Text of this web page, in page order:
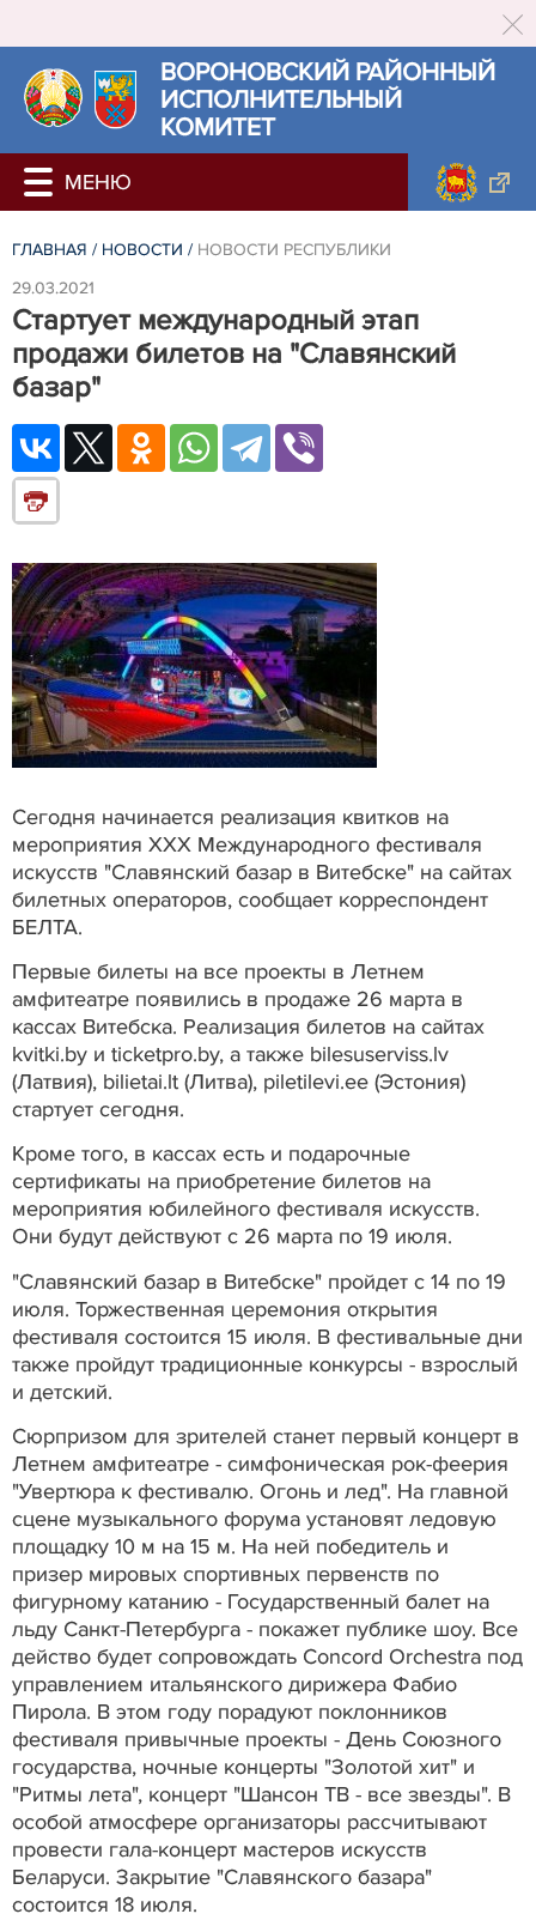
ВОРОНОВСКИЙ РАЙОННЫЙ
ИСПОЛНИТЕЛЬНЫЙ
КОМИТЕТ
ГЛАВНАЯ / НОВОСТИ / НОВОСТИ РЕСПУБЛИКИ
29.03.2021
Стартует международный этап
продажи билетов на "Славянский
базар"
Сегодня начинается реализация квитков на
мероприятия XXX Международного фестиваля
искусств "Славянский базар в Витебске" на сайтах
билетных операторов, сообщает корреспондент
БЕЛТА.
Первые билеты на все проекты в Летнем
амфитеатре появились в продаже 26 марта в
кассах Витебска. Реализация билетов на сайтах
kvitki.by и ticketpro.by, а также bilesuserviss.lv
(Латвия), bilietai.lt (Литва), piletilevi.ee (Эстония)
стартует сегодня.
Кроме того, в кассах есть и подарочные
сертификаты на приобретение билетов на
мероприятия юбилейного фестиваля искусств.
Они будут действуют с 26 марта по 19 июля.
"Славянский базар в Витебске" пройдет с 14 по 19
июля. Торжественная церемония открытия
фестиваля состоится 15 июля. В фестивальные дни
также пройдут традиционные конкурсы - взрослый
и детский.
Сюрпризом для зрителей станет первый концерт в
Летнем амфитеатре - симфоническая рок-феерия
"Увертюра к фестивалю. Огонь и лед". На главной
сцене музыкального форума установят ледовую
площадку 10 м на 15 м. На ней победитель и
призер мировых спортивных первенств по
фигурному катанию - Государственный балет на
льду Санкт-Петербурга - покажет публике шоу. Все
действо будет сопровождать Concord Orchestra под
управлением итальянского дирижера Фабио
Пирола. В этом году порадуют поклонников
фестиваля привычные проекты - День Союзного
государства, ночные концерты "Золотой хит" и
"Ритмы лета", концерт "Шансон ТВ - все звезды". В
особой атмосфере организаторы рассчитывают
провести гала-концерт мастеров искусств
Беларуси. Закрытие "Славянского базара"
состоится 18 июля.